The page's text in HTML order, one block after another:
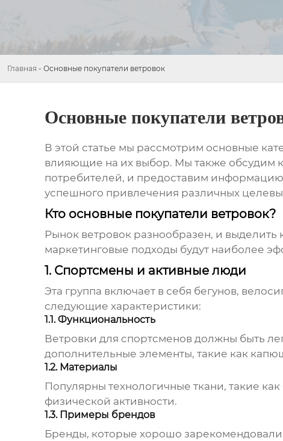
Главная - Основные покупатели ветровок
Основные покупатели
В этой статье мы рассмотрим основные
влияющие на их выбор. Мы также обсудим
потребителей, и предоставим информацию
успешного привлечения различных
Кто основные покупатели ветровок?
Рынок ветровокразнообразен, и выделить
маркетинговые подходы будут наиболее
1. Спортсмены и активные люди
Эта группа включает в себя бегунов,
следующие характеристики:
1.1. Функциональность
Ветровки для спортсменов должны быть
дополнительные элементы, такие как
1.2. Материалы
Популярны технологичные ткани, такие
физической активности.
1.3. Примеры брендов
Бренды, которые хорошо зарекомендовали